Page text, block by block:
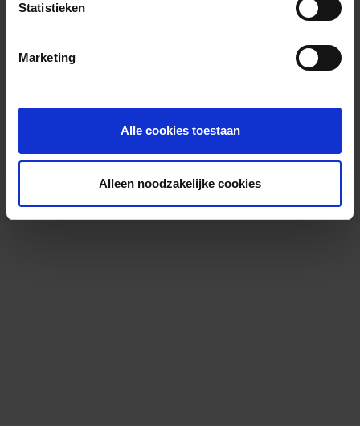
Statistieken
Marketing
Alle cookies toestaan
Alleen noodzakelijke cookies